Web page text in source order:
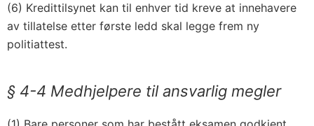
(6) Kredittilsynet kan til enhver tid kreve at innehavere
av tillatelse etter første ledd skal legge frem ny
politiattest.
§ 4-4 Medhjelpere til ansvarlig megler